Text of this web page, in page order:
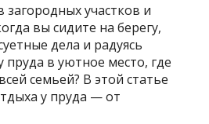
участков и
вы сидите на берегу,
дела и радуясь
пруда в уютное место, где
семьей? В этой статье
у пруда — от